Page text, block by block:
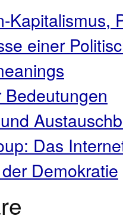
Kapitalismus,
einer
Bedeutungen
Das
Demokratie